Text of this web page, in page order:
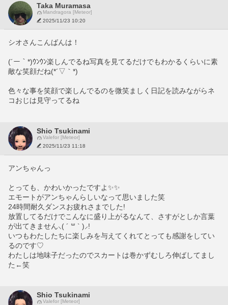
Taka Muramasa
Mandragora [Meteor]
2025/11/23 10:20
シオさんこんばんは！
(´ー｀*)ｳﾝｳﾝ楽しんでるね写真を見てるだけでもわかるくらいに素
敵な笑顔だね(*´▽｀*)
色々な事を笑顔で楽しんでるのを微笑ましく日記を読みながらネ
コおじは見守ってるね
Shio Tsukinami
Valefor [Meteor]
2025/11/23 11:18
アンちゃんっ
とっても、かわいかったですよ✨✨
エモートがアンちゃんらしいなって思いました笑
24時間耐久ダンスお疲れさまでした!
放置してるだけでこんなに盛り上がるなんて、さすがとしか言葉
が出てきません⸜( ´ ꒳ ` )⸝!
いつもわたしたちに楽しみを与えてくれてとっても感謝をしてい
るのです♡
わたしは地味子だったのでスカートは巻かずむしろ伸ばしてまし
た←笑
Shio Tsukinami
Valefor [Meteor]